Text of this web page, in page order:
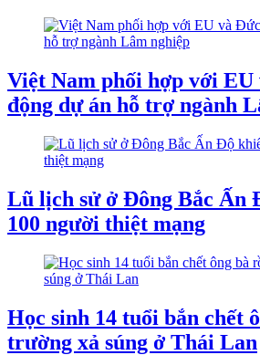
Việt Nam phối hợp với
động dự án hỗ trợ ngành
Lũ lịch sử ở Đông Bắc Ấn
100 người thiệt mạng
Học sinh 14 tuổi bắn chết
trường xả súng ở Thái Lan